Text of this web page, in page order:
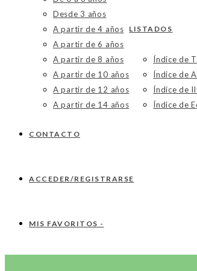
Desde 3 años
A partir de 4 años
A partir de 6 años
A partir de 8 años
A partir de 10 años
A partir de 12 años
A partir de 14 años
LISTADOS
Índice de
Índice de
Índice de
Índice de
CONTACTO
ACCEDER/REGISTRARSE
MIS FAVORITOS -